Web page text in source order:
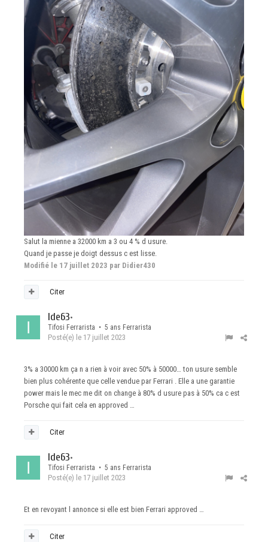
Salut la mienne a 32000 km a 3 ou 4 % d usure.
Quand je passe je doigt dessus c est lisse.
Modifié le 17 juillet 2023 par Didier430
Citer
Ide63•
Tifosi Ferrarista • 5 ans Ferrarista
Posté(e) le 17 juillet 2023
3% a 30000 km ça n a rien à voir avec 50% à 50000… ton usure semble
bien plus cohérente que celle vendue par Ferrari . Elle a une garantie
power mais le mec me dit on change à 80% d usure pas à 50% ca c est
Porsche qui fait cela en approved …
Citer
Ide63•
Tifosi Ferrarista • 5 ans Ferrarista
Posté(e) le 17 juillet 2023
Et en revoyant l annonce si elle est bien Ferrari approved …
Citer